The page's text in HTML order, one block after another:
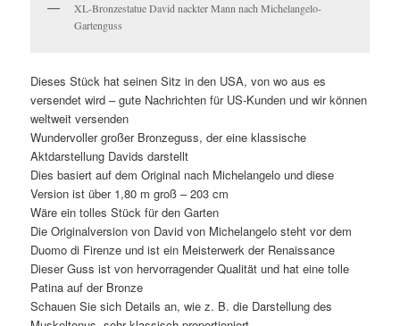
XL-Bronzestatue David nackter Mann nach Michelangelo-
Gartenguss
Dieses Stück hat seinen Sitz in den USA, von wo aus es
versendet wird – gute Nachrichten für US-Kunden und wir können
weltweit versenden
Wundervoller großer Bronzeguss, der eine klassische
Aktdarstellung Davids darstellt
Dies basiert auf dem Original nach Michelangelo und diese
Version ist über 1,80 m groß – 203 cm
Wäre ein tolles Stück für den Garten
Die Originalversion von David von Michelangelo steht vor dem
Duomo di Firenze und ist ein Meisterwerk der Renaissance
Dieser Guss ist von hervorragender Qualität und hat eine tolle
Patina auf der Bronze
Schauen Sie sich Details an, wie z. B. die Darstellung des